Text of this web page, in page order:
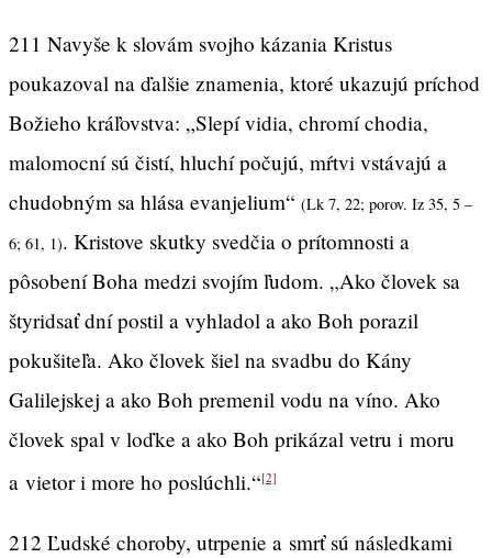
211 Navyše k slovám svojho kázania Kristus
poukazoval na ďalšie znamenia, ktoré ukazujú príchod
Božieho kráľovstva: „Slepí vidia, chromí chodia,
malomocní sú čistí, hluchí počujú, mŕtvi vstávajú a
chudobným sa hlása evanjelium“ (Lk 7, 22; porov. Iz 35, 5 –
6; 61, 1). Kristove skutky svedčia o prítomnosti a
pôsobení Boha medzi svojím ľudom. „Ako človek sa
štyridsať dní postil a vyhladol a ako Boh porazil
pokušiteľa. Ako človek šiel na svadbu do Kány
Galilejskej a ako Boh premenil vodu na víno. Ako
človek spal v loďke a ako Boh prikázal vetru i moru
a vietor i more ho poslúchli.“[2]
212 Ľudské choroby, utrpenie a smrť sú následkami